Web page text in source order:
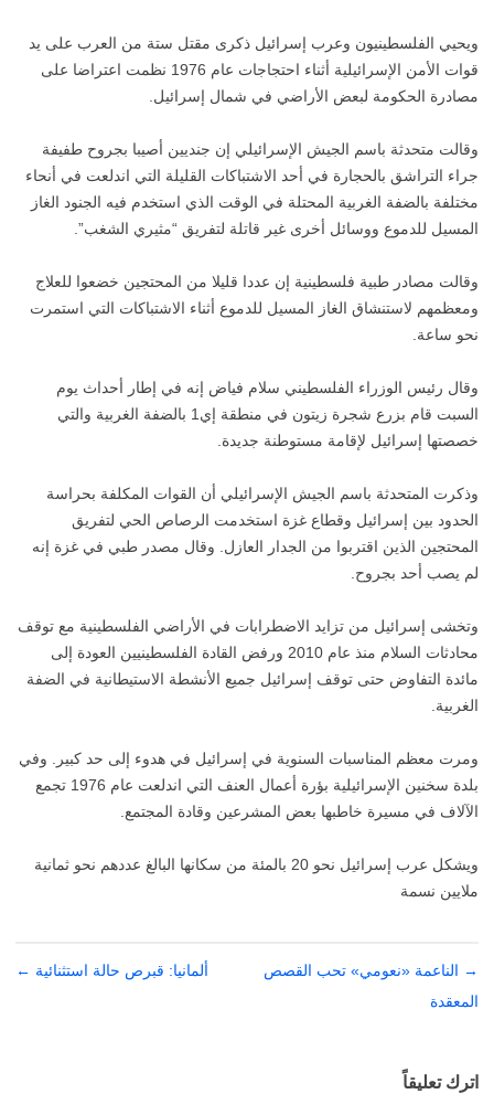
ويحيي الفلسطينيون وعرب إسرائيل ذكرى مقتل ستة من العرب على يد
قوات الأمن الإسرائيلية أثناء احتجاجات عام 1976 نظمت اعتراضا على
مصادرة الحكومة لبعض الأراضي في شمال إسرائيل.
وقالت متحدثة باسم الجيش الإسرائيلي إن جنديين أصيبا بجروح طفيفة
جراء التراشق بالحجارة في أحد الاشتباكات القليلة التي اندلعت في أنحاء
مختلفة بالضفة الغربية المحتلة في الوقت الذي استخدم فيه الجنود الغاز
المسيل للدموع ووسائل أخرى غير قاتلة لتفريق “مثيري الشغب”.
وقالت مصادر طبية فلسطينية إن عددا قليلا من المحتجين خضعوا للعلاج
ومعظمهم لاستنشاق الغاز المسيل للدموع أثناء الاشتباكات التي استمرت
نحو ساعة.
وقال رئيس الوزراء الفلسطيني سلام فياض إنه في إطار أحداث يوم
السبت قام بزرع شجرة زيتون في منطقة إي1 بالضفة الغربية والتي
خصصتها إسرائيل لإقامة مستوطنة‭‭ ‬‬جديدة.
وذكرت المتحدثة باسم الجيش الإسرائيلي أن القوات المكلفة بحراسة
الحدود بين إسرائيل وقطاع غزة استخدمت الرصاص الحي لتفريق
المحتجين الذين اقتربوا من الجدار العازل. وقال مصدر طبي في غزة إنه
لم يصب أحد بجروح.
وتخشى إسرائيل من تزايد الاضطرابات في الأراضي الفلسطينية مع توقف
محادثات السلام منذ عام 2010 ورفض القادة الفلسطينيين العودة إلى
مائدة التفاوض حتى توقف إسرائيل جميع الأنشطة الاستيطانية في الضفة
الغربية.
ومرت معظم المناسبات السنوية في إسرائيل في هدوء إلى حد كبير. وفي
بلدة سخنين الإسرائيلية بؤرة أعمال العنف التي اندلعت عام 1976 تجمع
الآلاف في مسيرة خاطبها بعض المشرعين وقادة المجتمع.
ويشكل عرب إسرائيل نحو 20 بالمئة من سكانها البالغ عددهم نحو ثمانية
ملايين نسمة
تصفّح
المقالات
→ الناعمة «نعومي» تحب القصص
المعقدة
ألمانيا: قبرص حالة استثنائية ←
اترك تعليقاً